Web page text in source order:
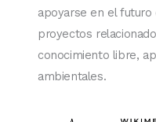
apoyarse en el futuro
proyectos
conocimiento libre,
ambientales.